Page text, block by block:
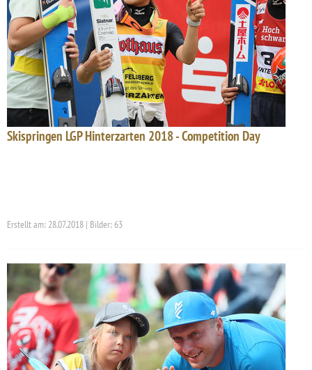
Skispringen LGP Hinterzarten 2018 - Competition Day
Erstellt am: 28.07.2018 | Bilder: 63